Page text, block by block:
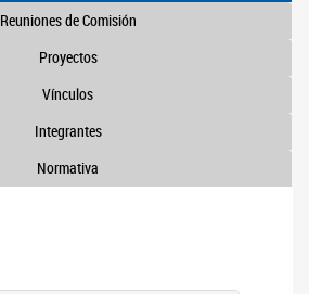
Reuniones de Comisión
Proyectos
Vínculos
Integrantes
Normativa